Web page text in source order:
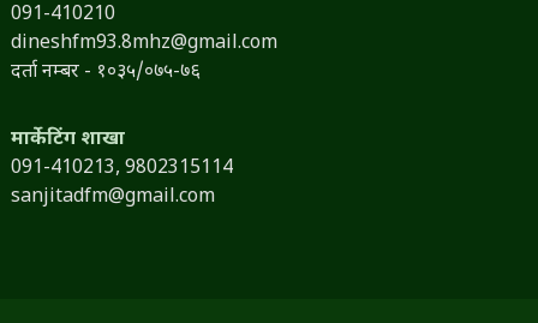
091-410210
dineshfm93.8mhz@gmail.com
दर्ता नम्बर - १०३५/०७५-७६
मार्केटिंग शाखा
091-410213, 9802315114
sanjitadfm@gmail.com